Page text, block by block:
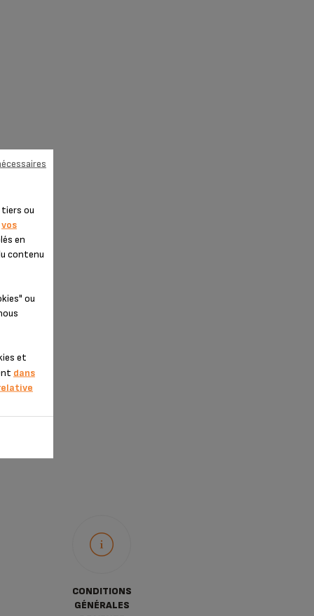
CONDITIONS
GÉNÉRALES
ou
vos
en
contenu
ou
et
dans